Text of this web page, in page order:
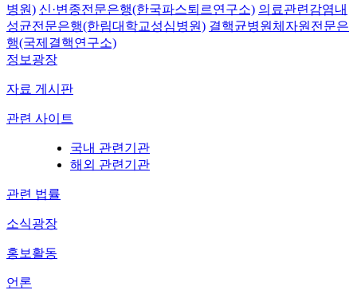
병원) 신·변종전문은행(한국파스퇴르연구소) 의료관련감염내
성균전문은행(한림대학교성심병원) 결핵균병원체자원전문은
행(국제결핵연구소)
정보광장
자료 게시판
관련 사이트
국내 관련기관
해외 관련기관
관련 법률
소식광장
홍보활동
언론